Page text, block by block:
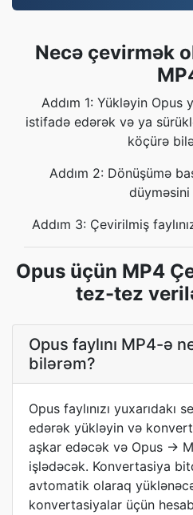
Necə çevirmək
Addım 1: Yükləyin Opus
istifadə edərək və ya
köçürə
Addım 2: Dönüşümə
düyməsini
Addım 3: Çevirilmiş
Opus üçün MP4
tez-tez
Opus faylını MP4-ə
bilərəm?
Opus faylınızı yuxarıdakı
edərək yükləyin və
aşkar edəcək və Opus →
işlədəcək. Konvertasiya
avtomatik olaraq
konvertasiyalar üçün